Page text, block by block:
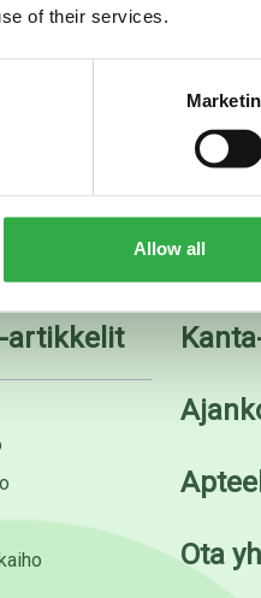
of their services.
Allow all
artikkelit
Ota